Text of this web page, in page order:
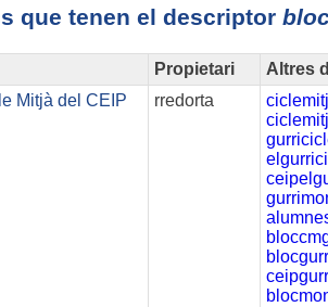
que tenen el descriptor
Propietari
Altres
Mitjà del CEIP
rredorta